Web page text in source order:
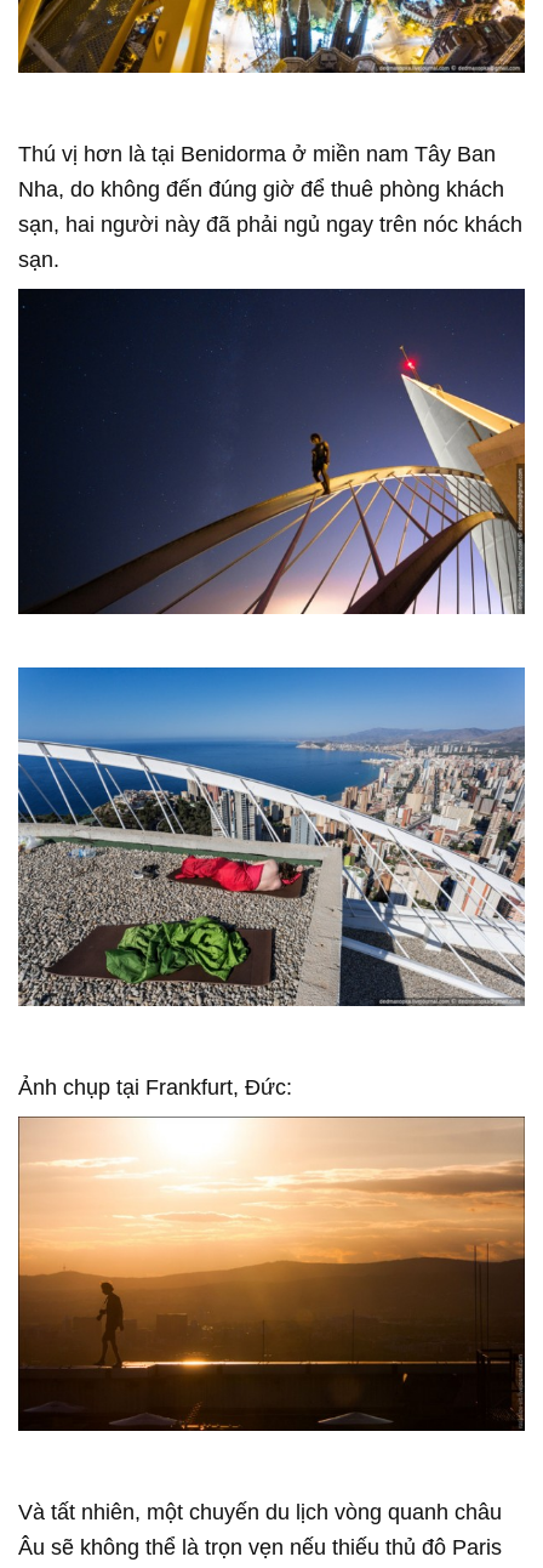
Thú vị hơn là tại Benidorma ở miền nam Tây Ban
Nha, do không đến đúng giờ để thuê phòng khách
sạn, hai người này đã phải ngủ ngay trên nóc khách
sạn.
Ảnh chụp tại Frankfurt, Đức:
Và tất nhiên, một chuyến du lịch vòng quanh châu
Âu sẽ không thể là trọn vẹn nếu thiếu thủ đô Paris